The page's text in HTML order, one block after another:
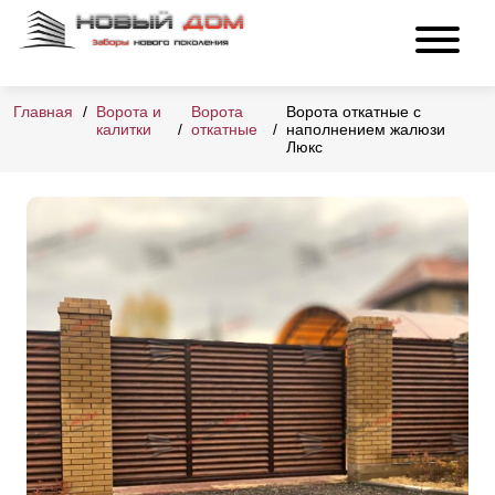
Главная
Ворота и
калитки
Ворота
откатные
Ворота откатные с
наполнением жалюзи
Люкс